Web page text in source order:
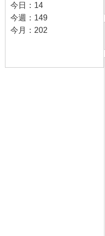
今日：14
今週：149
今月：202